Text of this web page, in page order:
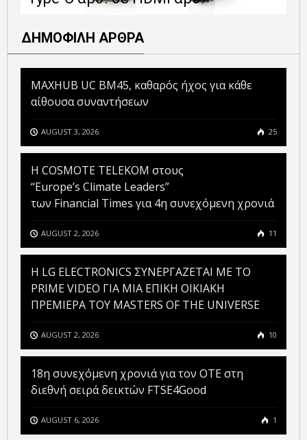
ΔΗΜΟΦΙΛΗ ΑΡΘΡΑ
MAXHUB UC BM45, καθαρός ήχος για κάθε
αίθουσα συναντήσεων
AUGUST 3, 2026 25
Η COSMOTE TELEKOM στους
“Europe’s Climate Leaders”
των Financial Times για 4η συνεχόμενη χρονιά
AUGUST 2, 2026 11
H LG ELECTRONICS ΣΥΝΕΡΓΑΖΕΤΑΙ ΜΕ ΤΟ
PRIME VIDEO ΓΙΑ ΜΙΑ ΕΠΙΚΗ ΟΙΚΙΑΚΗ
ΠΡΕΜΙΕΡΑ ΤΟΥ MASTERS OF THE UNIVERSE
AUGUST 2, 2026 10
18η συνεχόμενη χρονιά για τον ΟΤΕ στη
διεθνή σειρά δεικτών FTSE4Good
AUGUST 6, 2026 1